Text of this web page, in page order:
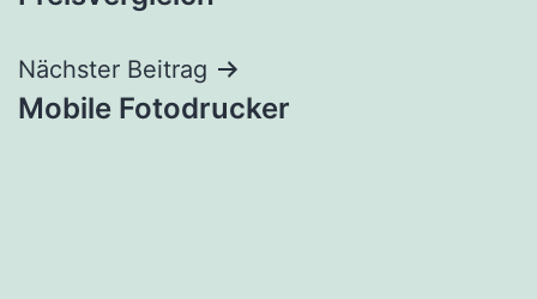
Nächster Beitrag
Mobile Fotodrucker